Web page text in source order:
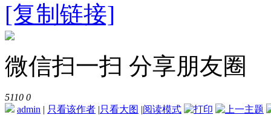
[复制链接]
微信扫一扫 分享朋友圈
5110 0
admin | 只看该作者 |只看大图 |阅读模式